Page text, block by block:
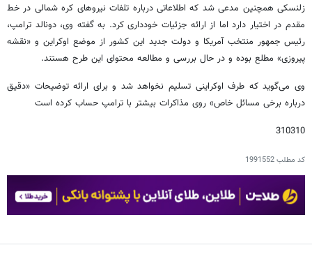
زلنسکی همچنین مدعی شد که اطلاعاتی درباره تلفات نیروهای کره شمالی در خط
مقدم در اختیار دارد اما از ارائه جزئیات خودداری کرد. به گفته وی، دونالد ترامپ،
رئیس جمهور منتخب آمریکا و دولت جدید این کشور از موضع اوکراین و «نقشه
پیروزی» مطلع بوده و در حال بررسی و مطالعه محتوای این طرح هستند.
وی می‌گوید که طرف اوکراینی تسلیم نخواهد شد و برای ارائه توضیحات «دقیق
درباره برخی مسائل خاص» روی مذاکرات بیشتر با ترامپ حساب کرده است
310310
کد مطلب1991552